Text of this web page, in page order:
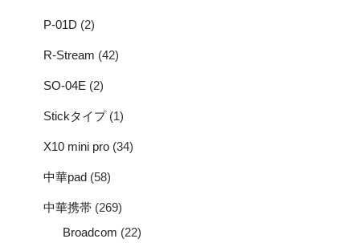
P-01D (2)
R-Stream (42)
SO-04E (2)
Stickタイプ(1)
X10 mini pro (34)
中華pad (58)
中華携帯 (269)
Broadcom (22)